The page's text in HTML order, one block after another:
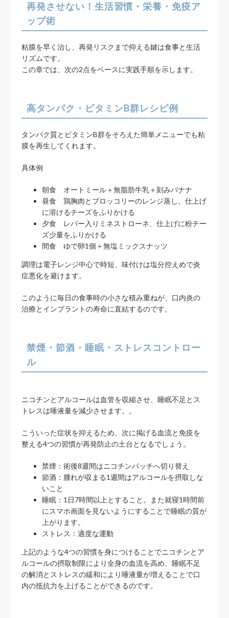
再発させない！生活習慣・栄養・免疫ア
ップ術
粘膜を早く治し、再発リスクまで抑える鍵は食事と生活
リズムです。
この章では、次の2点をベースに実践手順を示します。
高タンパク・ビタミンB群レシピ例
タンパク質とビタミンB群をそろえた簡単メニューでも粘
膜を再生してくれます。
具体例
朝食 オートミール＋無脂肪牛乳＋刻みバナナ
昼食 鶏胸肉とブロッコリーのレンジ蒸し、仕上げ
に溶けるチーズをふりかける
夕食 レバー入りミネストローネ、仕上げに粉チー
ズ少量をふりかける
間食 ゆで卵1個＋無塩ミックスナッツ
調理は電子レンジ中心で時短、味付けは塩分控えめで炎
症悪化を避けます。
このように毎日の食事時の小さな積み重ねが、口内炎の
治療とインプラントの寿命に直結するのです。
禁煙・節酒・睡眠・ストレスコントロー
ル
ニコチンとアルコールは血管を収縮させ、睡眠不足とス
トレスは唾液量を減少させます。。
こういった症状を抑えるため、次に掲げる血流と免疫を
整える4つの習慣が再発防止の土台となるでしょう。
禁煙：術後8週間はニコチンパッチへ切り替え
節酒：腫れが収まる1週間はアルコールを摂取しな
いこと
睡眠：1日7時間以上とすること。また就寝1時間前
にスマホ画面を見ないようにすることで睡眠の質が
上がります。
ストレス：適度な運動
上記のような4つの習慣を身につけることでニコチンとア
ルコールの摂取制限により全身の血流を高め、睡眠不足
の解消とストレスの緩和により唾液量が増えることで口
内の抵抗力を上げることができるのです。